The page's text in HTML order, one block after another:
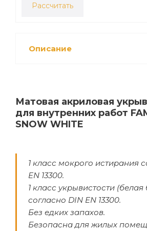
Рассчитать
Описание
Матовая акриловая
для внутренних работ
SNOW WHITE
1 класс мокрого истирания
EN 13300.
1 класс укрывистости (белая
согласно DIN EN 13300.
Без едких запахов.
Безопасна для жилых